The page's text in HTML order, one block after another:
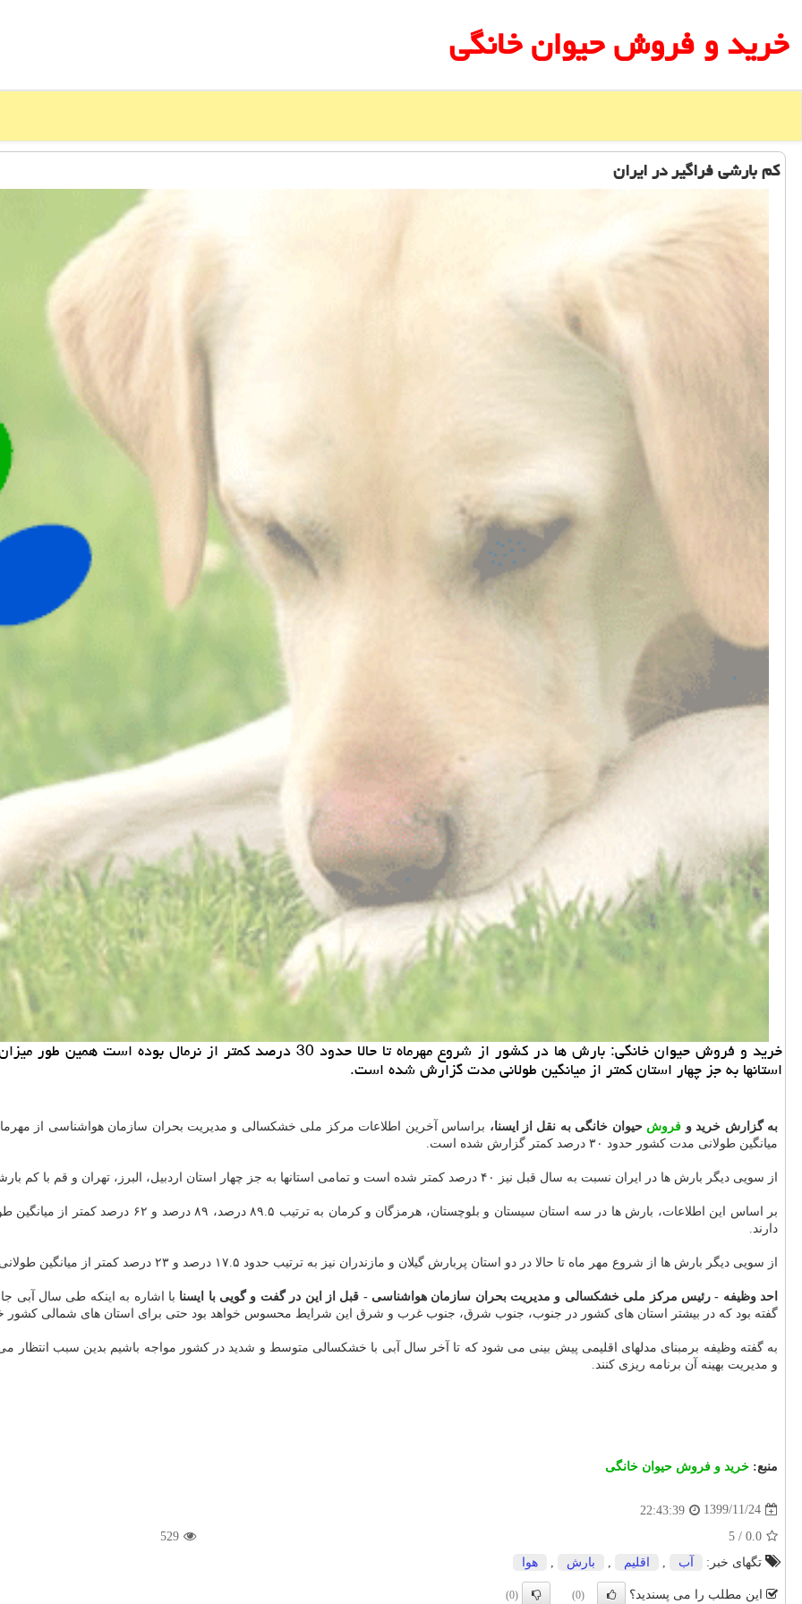
خرید و فروش حیوان خانگی
كم بارشی فراگیر در ایران
خرید و فروش حیوان خانگی: بارش ها در کشور از شروع مهرماه تا حالا حدود 30
استانها به جز چهار استان کمتر از میانگین طولانی مدت گزارش شده است.
به گزارش خرید و فروش حیوان خانگی به نقل از ایسنا، براساس آخرین اطلاعات مرکز ملی خشکسالی و مدیریت بحران سازمان هواشناسی از مهرماه تا
میانگین طولانی مدت کشور حدود ۳۰ درصد کمتر گزارش شده است.
از سویی دیگر بارش ها در ایران نسبت به سال قبل نیز ۴۰ درصد کمتر شده است و تمامی استانها به جز چهار استان اردبیل، البرز، تهران و قم با کم بارشی مواجه اند.
بر اساس این اطلاعات، بارش ها در سه استان
دارند.
از سویی دیگر بارش ها از شروع مهر ماه تا حالا در دو استان پربارش گیلان و مازندران نیز به ترتیب حدود ۱۷.۵ درصد و ۲۳ درصد کمتر از میانگین طولانی مدت گزارش شده است.
احد وظیفه - رئیس مرکز ملی خشکسالی و مدیریت بحران سازمان هواشناسی - قبل از این در گفت و گویی با ایسنا با اشاره به اینکه طی سال آبی
گفته بود که در بیشتر استان های کشور در جنوب، جنوب شرق، جنوب غرب و شرق این شرایط محسوس خواهد بود حتی برای استان های شمالی کشور
به گفته وظیفه برمبنای مدلهای اقلیمی پیش بینی می شود که تا آخر سال آبی با خشکسالی متوسط و شدید در کشور مواجه باشیم بدین سبب انتظار
و مدیریت بهینه آن برنامه ریزی کنند.
منبع: خرید و فروش حیوان خانگی
1399/11/24
22:43:39
0.0
/
5
529
تگهای خبر:
آب اقلیم بارش هوا
این مطلب را می پسندید؟ (0)
(0)